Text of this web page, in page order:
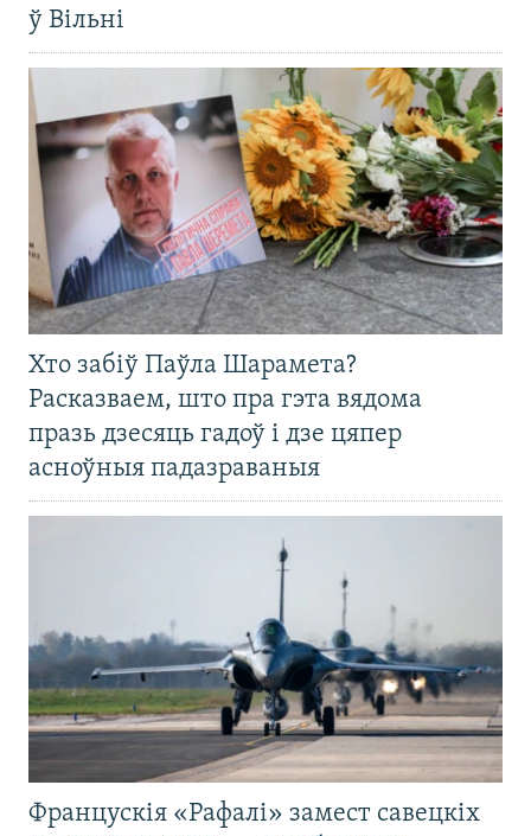
ў Вільні
Хто забіў Паўла Шарамета?
Расказваем, што пра гэта вядома
празь дзесяць гадоў і дзе цяпер
асноўныя падазраваныя
Францускія «Рафалі» замест савецкіх